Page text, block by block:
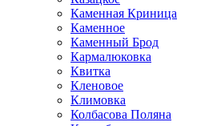
Каменная Криница
Каменное
Каменный Брод
Кармалюковка
Квитка
Кленовое
Климовка
Колбасова Поляна